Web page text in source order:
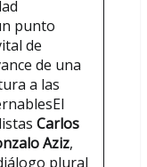
punto
de
de una
a las
Carlos
Aziz,
plural